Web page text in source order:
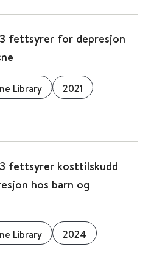
fettsyrer for depresjon
Library 2021
fettsyrer kosttilskudd
hos barn og
Library 2024